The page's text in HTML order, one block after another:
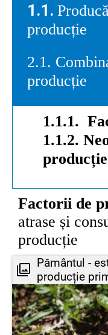
1.1.
producție
2.1.
producție
1.1.1.
1.1.2.
producție
Factorii de
atrase și
producție
Pământul -
producție